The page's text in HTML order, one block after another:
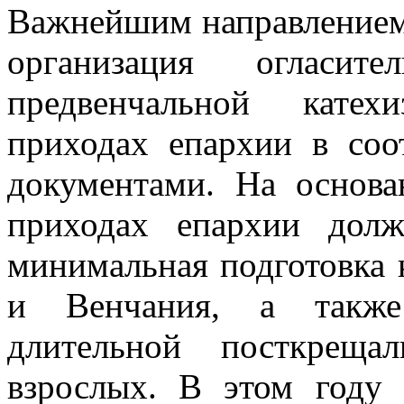
Важнейшим
организация
предвенчальной
приходах епархии в
документами. На
приходах епархии
минимальная
и Венчания, а также
длительной
взрослых. В этом году